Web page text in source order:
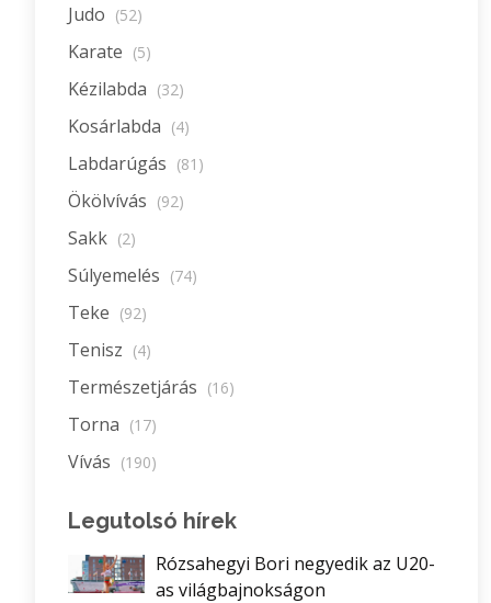
Judo (52)
Karate (5)
Kézilabda (32)
Kosárlabda (4)
Labdarúgás (81)
Ökölvívás (92)
Sakk (2)
Súlyemelés (74)
Teke (92)
Tenisz (4)
Természetjárás (16)
Torna (17)
Vívás (190)
Legutolsó hírek
Rózsahegyi Bori negyedik az U20-
as világbajnokságon